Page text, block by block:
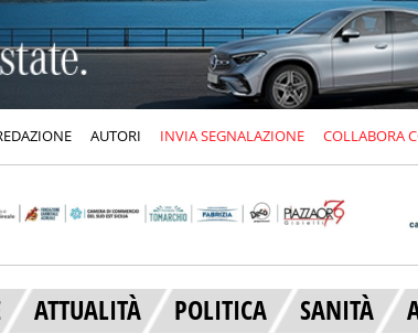
AUTORI INVIA SEGNALAZIONE COLLABORA
ATTUALITÀ POLITICA SANITÀ